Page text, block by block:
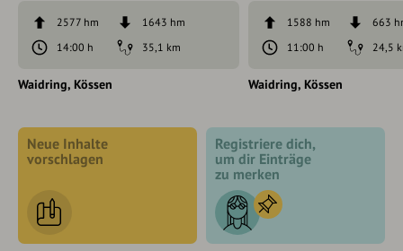
2577 hm
1643 hm
14:00 h
35,1 km
Waidring Kössen
1588 hm
663
11:00 h
24,5
Waidring Kössen
Neue Inhalte
vorschlagen
Registriere dich,
um dir Einträge
zu merken